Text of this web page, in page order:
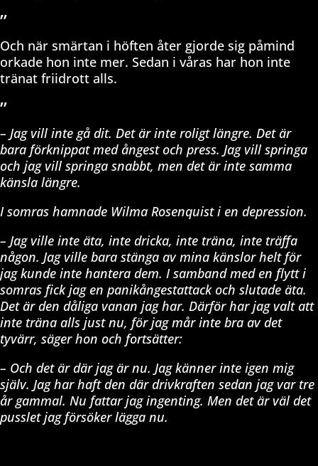
”
Och när smärtan i höften åter gjorde sig påmind
orkade hon inte mer. Sedan i våras har hon inte
tränat friidrott alls.
”
– Jag vill inte gå dit. Det är inte roligt längre. Det är
bara förknippat med ångest och press. Jag vill springa
och jag vill springa snabbt, men det är inte samma
känsla längre.
I somras hamnade Wilma Rosenquist i en depression.
– Jag ville inte äta, inte dricka, inte träna, inte träffa
någon. Jag ville bara stänga av mina känslor helt för
jag kunde inte hantera dem. I samband med en flytt i
somras fick jag en panikångestattack och slutade äta.
Det är den dåliga vanan jag har. Därför har jag valt att
inte träna alls just nu, för jag mår inte bra av det
tyvärr, säger hon och fortsätter:
– Och det är där jag är nu. Jag känner inte igen mig
själv. Jag har haft den där drivkraften sedan jag var tre
år gammal. Nu fattar jag ingenting. Men det är väl det
pusslet jag försöker lägga nu.